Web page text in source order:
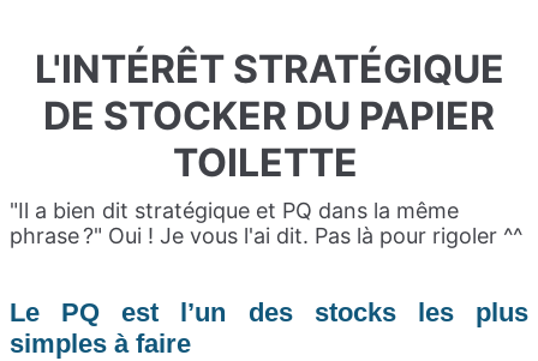
L'INTÉRÊT STRATÉGIQUE
DE STOCKER DU PAPIER
TOILETTE
"Il a bien dit stratégique et PQ dans la même
phrase ?" Oui ! Je vous l'ai dit. Pas là pour rigoler ^^
Le PQ est l’un des stocks les plus
simples à faire